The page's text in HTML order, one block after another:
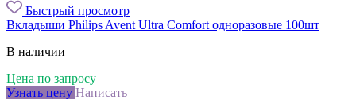
Быстрый просмотр
Вкладыши Philips Avent Ultra Comfort одноразовые 100шт
В наличии
Цена по запросу
Узнать цену Написать